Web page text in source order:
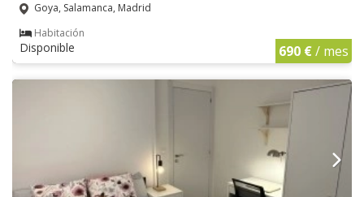
Goya, Salamanca, Madrid
Habitación
Disponible 690 €/ mes